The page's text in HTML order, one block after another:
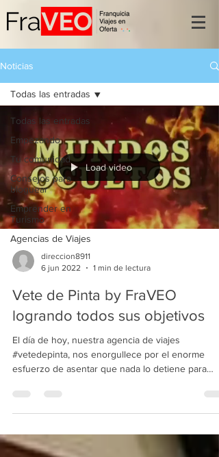
Noticias
Todas las entradas
Empezando
Tu comunidad
Consejos para
bloguear
Emprender en
Turismo
Agencias de Viajes
Todas las entradas
Load video
direccion8911
6 jun 2022
1 min de lectura
Vete de Pinta by FraVEO
logrando todos sus objetivos
El día de hoy, nuestra agencia de viajes
#vetedepinta, nos enorgullece por el enorme
esfuerzo de asentar que nada lo detiene para